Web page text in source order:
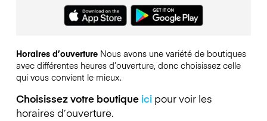
Horaires d’ouverture Nous avons une variété de boutiques
avec différentes heures d’ouverture, donc choisissez celle
qui vous convient le mieux.
Choisissez votre boutique icipour voir les
horaires d’ouverture.